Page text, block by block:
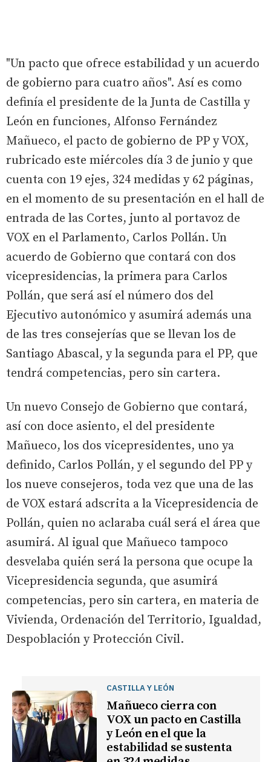
"Un pacto que ofrece estabilidad y un acuerdo
de gobierno para cuatro años". Así es como
definía el presidente de la Junta de Castilla y
León en funciones, Alfonso Fernández
Mañueco, el pacto de gobierno de PP y VOX,
rubricado este miércoles día 3 de junio y que
cuenta con 19 ejes, 324 medidas y 62 páginas,
en el momento de su presentación en el hall de
entrada de las Cortes, junto al portavoz de
VOX en el Parlamento, Carlos Pollán. Un
acuerdo de Gobierno que contará con dos
vicepresidencias, la primera para Carlos
Pollán, que será así el número dos del
Ejecutivo autonómico y asumirá además una
de las tres consejerías que se llevan los de
Santiago Abascal, y la segunda para el PP, que
tendrá competencias, pero sin cartera.
Un nuevo Consejo de Gobierno que contará,
así con doce asiento, el del presidente
Mañueco, los dos vicepresidentes, uno ya
definido, Carlos Pollán, y el segundo del PP y
los nueve consejeros, toda vez que una de las
de VOX estará adscrita a la Vicepresidencia de
Pollán, quien no aclaraba cuál será el área que
asumirá. Al igual que Mañueco tampoco
desvelaba quién será la persona que ocupe la
Vicepresidencia segunda, que asumirá
competencias, pero sin cartera, en materia de
Vivienda, Ordenación del Territorio, Igualdad,
Despoblación y Protección Civil.
CASTILLA Y LEÓN
Mañueco cierra con
VOX un pacto en Castilla
y León en el que la
estabilidad se sustenta